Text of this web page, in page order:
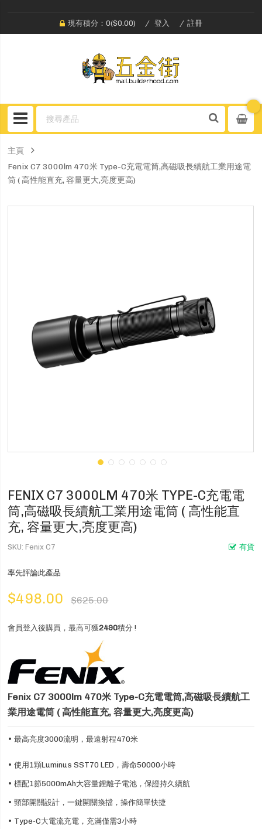
現有積分：0($0.00) 登入 註冊
主頁
Fenix C7 3000lm 470米 Type-C充電電筒,高磁吸長續航工業用途電
筒 ( 高性能直充, 容量更大,亮度更高)
FENIX C7 3000LM 470米 TYPE-C充電電
筒,高磁吸長續航工業用途電筒 ( 高性能直
充, 容量更大,亮度更高)
有貨
SKU Fenix C7
率先評論此產品
$498.00 $625.00
會員登入後購買，最高可獲2490積分 !
Fenix C7 3000lm 470米 Type-C充電電筒,高磁吸長續航工
業用途電筒 ( 高性能直充, 容量更大,亮度更高)
• 最高亮度3000流明，最遠射程470米
• 使用1顆Luminus SST70 LED，壽命50000小時
• 標配1節5000mAh大容量鋰離子電池，保證持久續航
• 頸部開關設計，一鍵開關換擋，操作簡單快捷
• Type-C大電流充電，充滿僅需3小時